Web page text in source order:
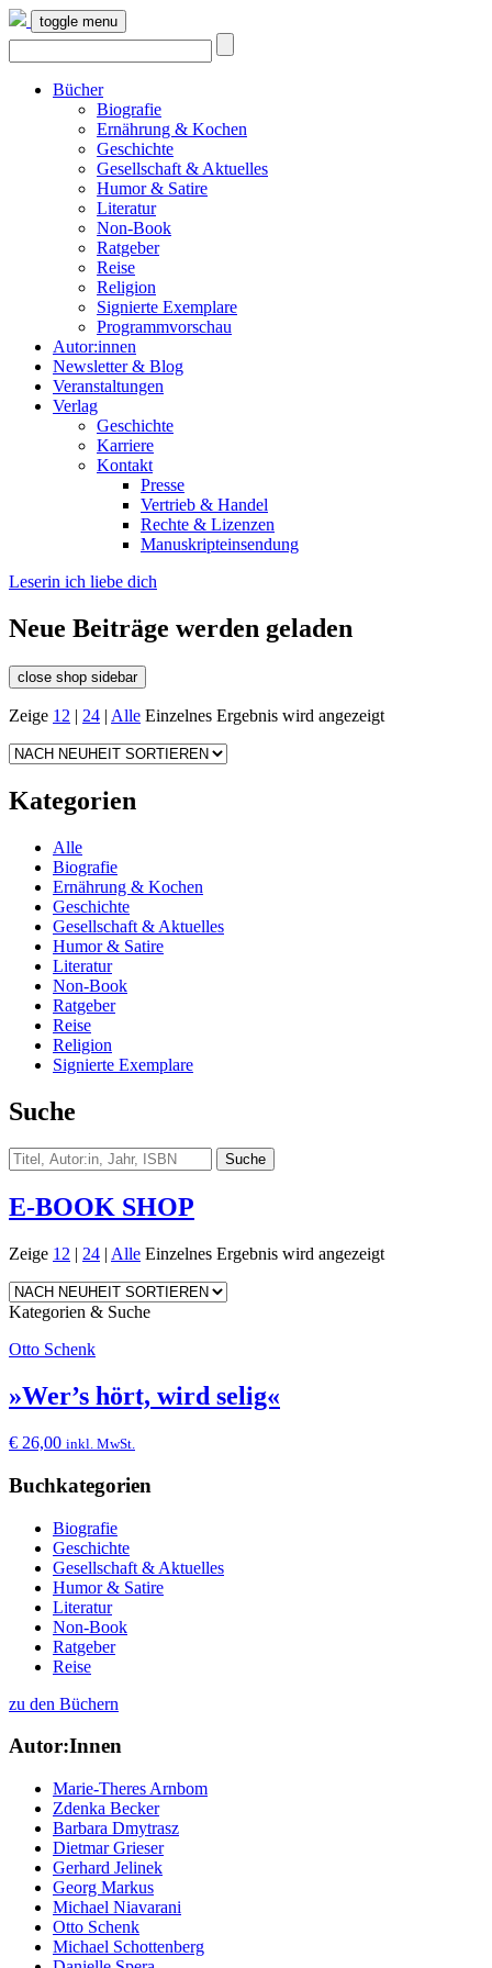
toggle menu
Bücher
Biografie
Ernährung & Kochen
Geschichte
Gesellschaft & Aktuelles
Humor & Satire
Literatur
Non-Book
Ratgeber
Reise
Religion
Signierte Exemplare
Programmvorschau
Autor:innen
Newsletter & Blog
Veranstaltungen
Verlag
Geschichte
Karriere
Kontakt
Presse
Vertrieb & Handel
Rechte & Lizenzen
Manuskripteinsendung
Leserin ich liebe dich
Neue Beiträge werden geladen
close shop sidebar
Zeige 12 | 24 | Alle Einzelnes Ergebnis wird angezeigt
Kategorien
Alle
Biografie
Ernährung & Kochen
Geschichte
Gesellschaft & Aktuelles
Humor & Satire
Literatur
Non-Book
Ratgeber
Reise
Religion
Signierte Exemplare
Suche
E-BOOK SHOP
Zeige 12 | 24 | Alle Einzelnes Ergebnis wird angezeigt
Kategorien & Suche
Otto Schenk
»Wer’s hört, wird selig«
€ 26,00 inkl. MwSt.
Buchkategorien
Biografie
Geschichte
Gesellschaft & Aktuelles
Humor & Satire
Literatur
Non-Book
Ratgeber
Reise
zu den Büchern
Autor:Innen
Marie-Theres Arnbom
Zdenka Becker
Barbara Dmytrasz
Dietmar Grieser
Gerhard Jelinek
Georg Markus
Michael Niavarani
Otto Schenk
Michael Schottenberg